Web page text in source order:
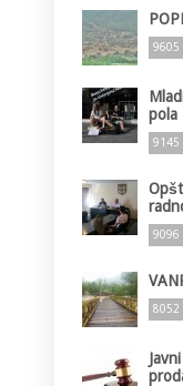
9605
pola
9145
9096
8052